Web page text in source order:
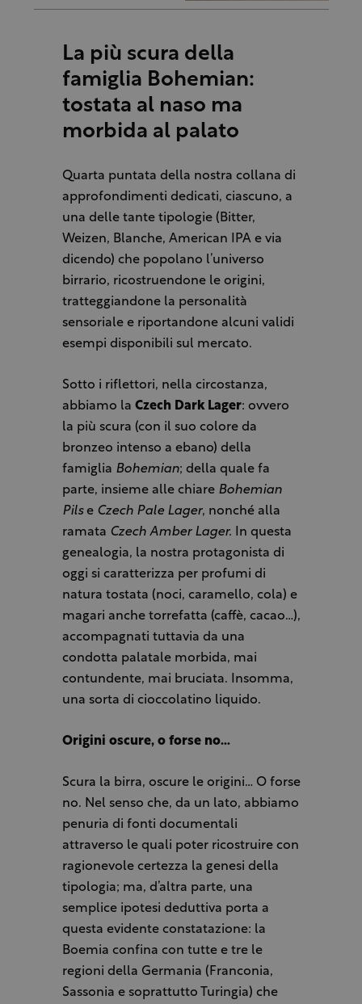
La più scura della
famiglia Bohemian:
tostata al naso ma
morbida al palato
Quarta puntata della nostra collana di
approfondimenti dedicati, ciascuno, a
una delle tante tipologie (Bitter,
Weizen, Blanche, American IPA e via
dicendo) che popolano l’universo
birrario, ricostruendone le origini,
tratteggiandone la personalità
sensoriale e riportandone alcuni validi
esempi disponibili sul mercato.
Sotto i riflettori, nella circostanza,
abbiamo la Czech Dark Lager: ovvero
la più scura (con il suo colore da
bronzeo intenso a ebano) della
famiglia Bohemian; della quale fa
parte, insieme alle chiare Bohemian
Pilse Czech Pale Lager, nonché alla
ramata Czech Amber Lager. In questa
genealogia, la nostra protagonista di
oggi si caratterizza per profumi di
natura tostata (noci, caramello, cola) e
magari anche torrefatta (caffè, cacao…),
accompagnati tuttavia da una
condotta palatale morbida, mai
contundente, mai bruciata. Insomma,
una sorta di cioccolatino liquido.
Origini oscure, o forse no…
Scura la birra, oscure le origini… O forse
no. Nel senso che, da un lato, abbiamo
penuria di fonti documentali
attraverso le quali poter ricostruire con
ragionevole certezza la genesi della
tipologia; ma, d’altra parte, una
semplice ipotesi deduttiva porta a
questa evidente constatazione: la
Boemia confina con tutte e tre le
regioni della Germania (Franconia,
Sassonia e soprattutto Turingia) che